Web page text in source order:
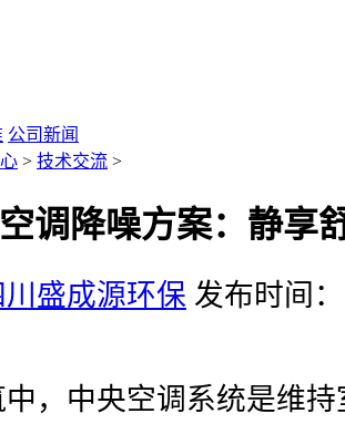
公司新闻
> 技术交流 >
调降噪方案：静享
川盛成源环保 发布时间
，中央空调系统是维